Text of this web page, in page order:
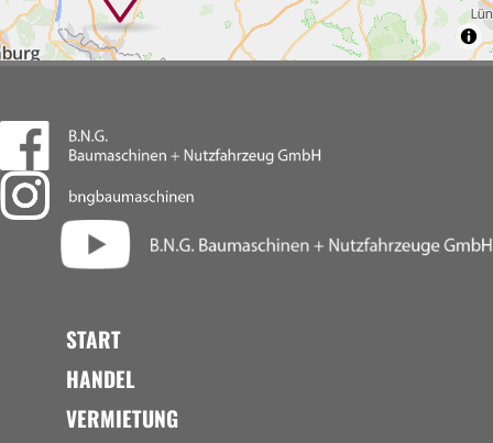
START
HANDEL
VERMIETUNG